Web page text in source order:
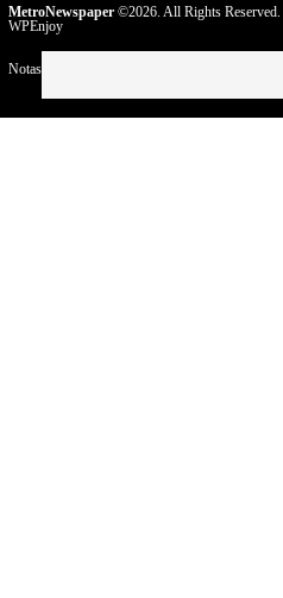
MetroNewspaper©2026. All Rights Reserved.
WPEnjoy
Notas